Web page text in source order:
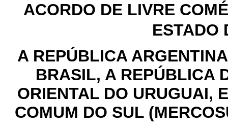
ACORDO DE LIVRE
ESTADO
A REPÚBLICA
BRASIL, A REPÚBLICA
ORIENTAL DO URUGUAI,
COMUM DO SUL